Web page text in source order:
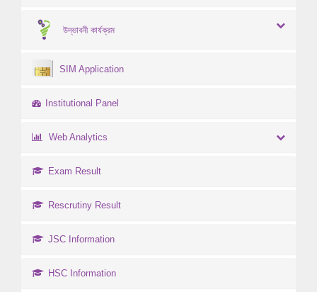
উদ্ভাবনী কার্যক্রম
SIM Application
Institutional Panel
Web Analytics
Exam Result
Rescrutiny Result
JSC Information
HSC Information